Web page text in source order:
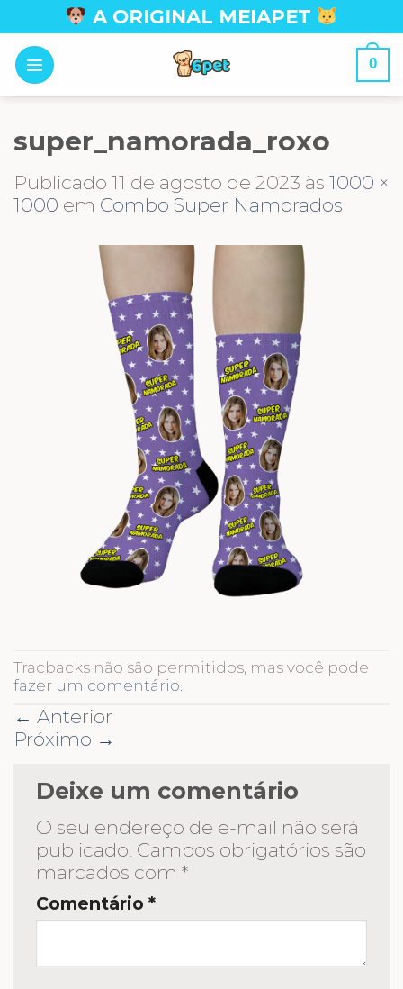
to
content
A ORIGINAL MEIAPET
0
super_namorada_roxo
Publicado 11 de agosto de 2023 às 1000 ×
1000 em Combo Super Namorados
Tracbacks não são permitidos, mas você pode
fazer um comentário.
← Anterior
Próximo →
Deixe um comentário
O seu endereço de e-mail não será
publicado. Campos obrigatórios são
marcados com *
Comentário *